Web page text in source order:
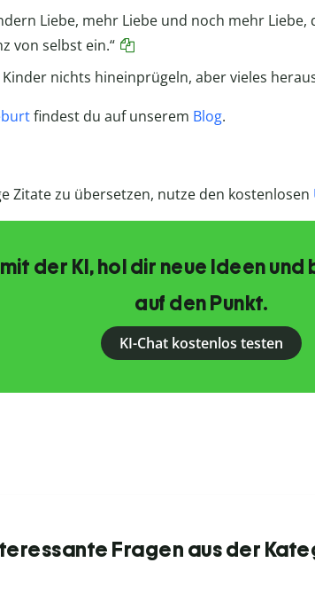
Liebe, mehr Liebe und noch mehr
von selbst ein.“
Kinder nichts hineinprügeln, aber vieles
findest du auf unserem Blog.
Zitate zu übersetzen, nutze den kostenlosen
der KI, hol dir neue Ideen und
auf den Punkt.
KI-Chat kostenlos testen
Fragen aus der